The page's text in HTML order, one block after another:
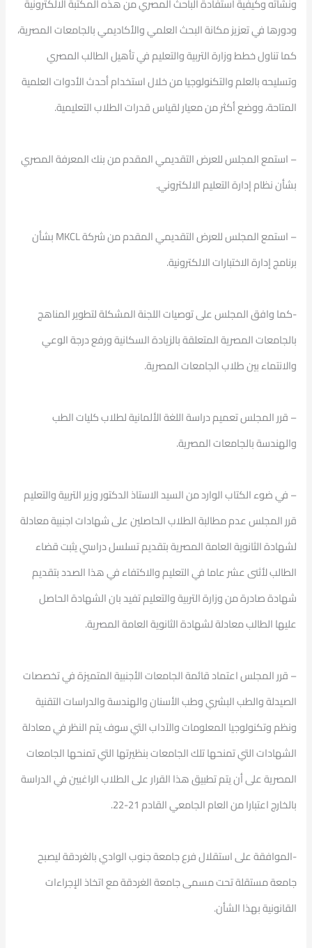
ودورها في تعزيز مكانة البحث العلمي والأكاديمي بالجامعات المصرية،
كما تناول خطط وزارة التربية والتعليم في تأهيل الطالب المصري
وتسليحه بالعلم والتكنولوجيا من خلال استخدام أحدث الأدوات العلمية
المتاحة، ووضع أكثر من معيار لقياس قدرات الطلاب التعليمية.
– استمع المجلس للعرض التقديمي المقدم من بنك المعرفة المصري
بشأن نظام إدارة التعليم الالكتروني.
– استمع المجلس للعرض التقديمي المقدم من شركة MKCL بشأن
برنامج إدارة الاختبارات الالكترونية.
-كما وافق المجلس على توصيات اللجنة المشكلة لتطوير المناهج
بالجامعات المصرية المتعلقة بالزيادة السكانية ورفع درجة الوعي
والانتماء بين طلاب الجامعات المصرية.
– قرر المجلس تعميم دراسة اللغة الألمانية لطلاب كليات الطب
والهندسة بالجامعات المصرية.
– في ضوء الكتاب الوارد من السيد الاستاذ الدكتور وزير التربية والتعليم
قرر المجلس عدم مطالبة الطلاب الحاصلين على شهادات اجنبية معادلة
لشهادة الثانوية العامة المصرية بتقديم تسلسل دراسي يثبت قضاء
الطالب لأثنى عشر عاما في التعليم والاكتفاء في هذا الصدد بتقديم
شهادة صادرة من وزارة التربية والتعليم تفيد بان الشهادة الحاصل
عليها الطالب معادلة لشهادة الثانوية العامة المصرية.
– قرر المجلس اعتماد قائمة الجامعات الأجنبية المتميزة في تخصصات
الصيدلة والطب البشري وطب الأسنان والهندسة والدراسات التقنية
ونظم وتكنولوجيا المعلومات والآداب التي سوف يتم النظر في معادلة
الشهادات التي تمنحها تلك الجامعات بنظيرتها التي تمنحها الجامعات
المصرية على أن يتم تطبيق هذا القرار على الطلاب الراغبين في الدراسة
بالخارج اعتبارا من العام الجامعي القادم 21-22.
-الموافقة على استقلال فرع جامعة جنوب الوادي بالغردقة ليصبح
جامعة مستقلة تحت مسمى جامعة الغردقة مع اتخاذ الإجراءات
القانونية بهذا الشأن.